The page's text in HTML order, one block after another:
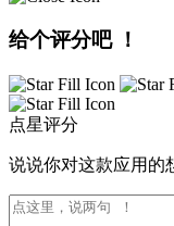
给个评分吧 ！
点星评分
说说你对这款应用的